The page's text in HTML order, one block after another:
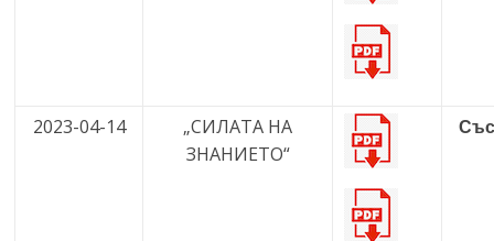
2023-04-14
„СИЛАТА НА
ЗНАНИЕТО“